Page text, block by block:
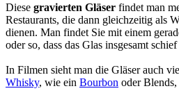
Diese gravierten Gläser findet man
Restaurants, die dann gleichzeitig als
dienen. Man findet Sie mit einem
oder so, dass das Glas insgesamt
In Filmen sieht man die Gläser auch
Whisky, wie ein Bourbon oder